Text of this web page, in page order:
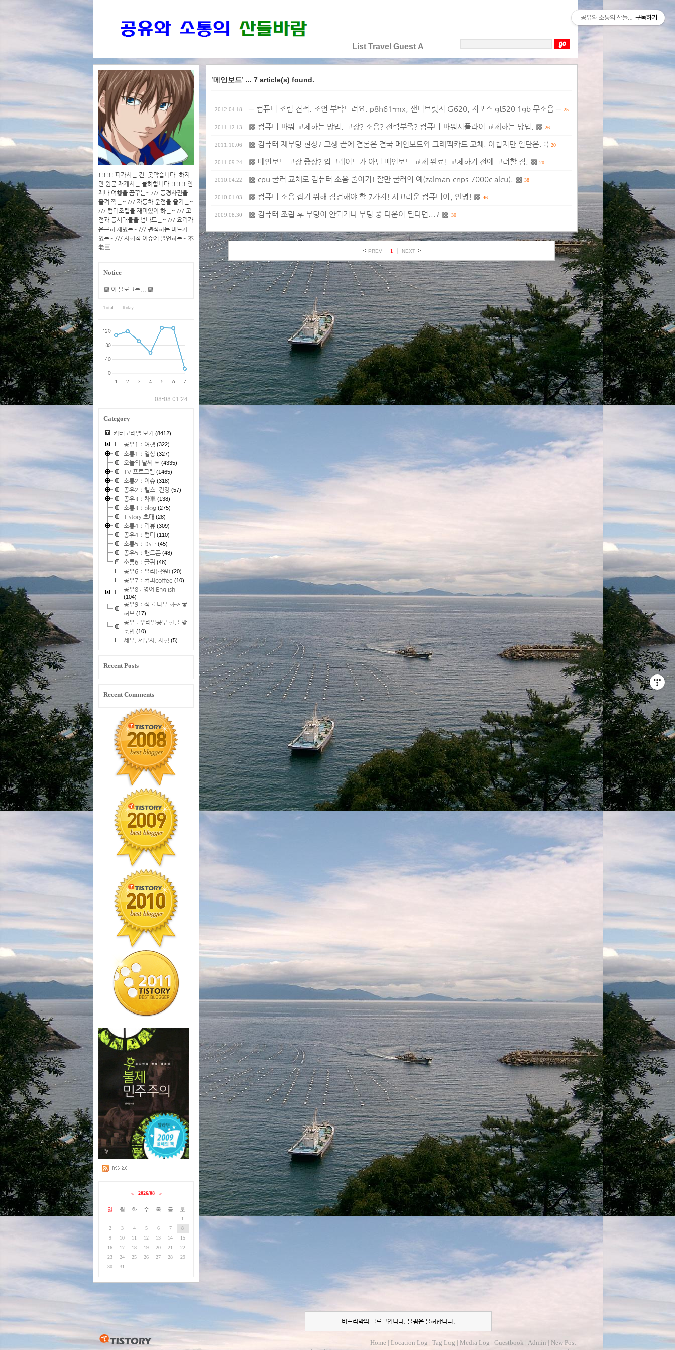
List Travel Guest A
!!!!!! 퍼가시는 건, 못막습니다. 하지
만 원문 재게시는 불허합니다 !!!!!! 언
제나 여행을 꿈꾸는~ /// 풍경사진을
즐겨 찍는~ /// 자동차 운전을 즐기는~
/// 컴터조립을 재미있어 하는~ /// 고
전과 동시대물을 넘나드는~ /// 요리가
은근히 재밌는~ /// 편식하는 미드가
있는~ /// 사회적 이슈에 발언하는~ 不
老巨
Notice
▩ 이 블로그는... ▩
Total : Today :
08-08 01:24
Category
카테고리별 보기 (8412)
공유1：여행 (322)
소통1：일상(327)
오늘의 날씨 ☀ (4335)
TV 프로그램 (1465)
소통2：이슈(318)
공유2：헬스, 건강(57)
공유3：차車(138)
소통3：blog(275)
Tistory 초대 (28)
소통4：리뷰(309)
공유4：컴터 (110)
소통5：DsLr(45)
공유5：핸드폰(48)
소통6：글귀 (48)
공유6：요리(학원)(20)
공유7：커피coffee (10)
공유8 : 영어 English
(104)
공유9：식물 나무 화초 꽃
허브 (17)
공유 : 우리말공부 한글 맞
춤법 (10)
세무, 세무사, 시험 (5)
Recent Posts
Recent Comments
« 2026/08 »
일 월 화 수 목 금 토
1
2
3 4 5 6 7
8
9
10 11 12 13 14
15
16
17 18 19 20 21
22
23
24 25 26 27 28
29
30
31
'메인보드' ... 7 article(s) found.
2012.04.18 ─ 컴퓨터 조립 견적. 조언 부탁드려요. p8h61-mx, 샌디브릿지 G620, 지포스 gt520 1gb 무소음 ─ 25
2011.12.13 ▩ 컴퓨터 파워 교체하는 방법. 고장? 소음? 전력부족? 컴퓨터 파워서플라이 교체하는 방법. ▩ 26
2011.10.06 ▩ 컴퓨터 재부팅 현상? 고생 끝에 결론은 결국 메인보드와 그래픽카드 교체. 아쉽지만 일단은. :) 20
2011.09.24 ▩ 메인보드 고장 증상? 업그레이드가 아닌 메인보드 교체 완료! 교체하기 전에 고려할 점. ▩ 20
2010.04.22 ▩ cpu 쿨러 교체로 컴퓨터 소음 줄이기! 잘만 쿨러의 예(zalman cnps-7000c alcu). ▩ 38
2010.01.03 ▩ 컴퓨터 소음 잡기 위해 점검해야 할 7가지! 시끄러운 컴퓨터여, 안녕! ▩ 46
2009.08.30 ▩ 컴퓨터 조립 후 부팅이 안되거나 부팅 중 다운이 된다면...? ▩ 30
PREV 1 NEXT
비프리박의 블로그입니다. 불펌은 불허합니다.
Home | Location Log | Tag Log | Media Log | Guestbook | Admin | New Post
공유와 소통의 산들바람구독하기